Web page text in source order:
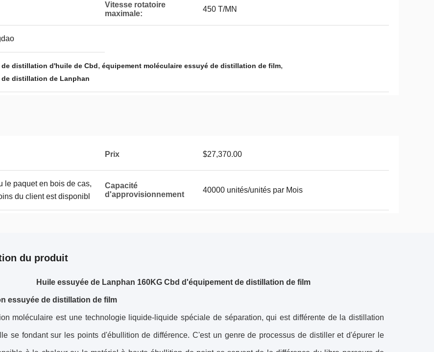
Vitesse rotatoire
maximale:
450 T/MN
distillation d'huile de Cbd, équipement moléculaire essuyé de distillation de film,
distillation de Lanphan
Prix $27,370.00
le paquet en bois de cas,
du client est disponibl
Capacité
d'approvisionnement
40000 unités/unités par Mois
du produit
Huile essuyée de Lanphan 160KG Cbd d'équipement de distillation de film
essuyée de distillation de film
moléculaire est une technologie liquide-liquide spéciale de séparation, qui est différente de la distillation
se fondant sur les points d'ébullition de différence. C'est un genre de processus de distiller et d'épurer le